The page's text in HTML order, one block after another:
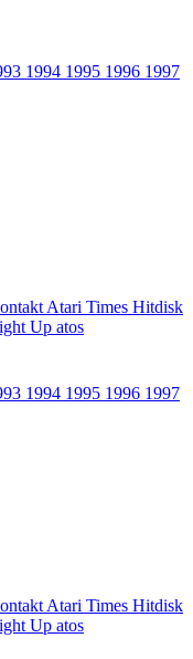
1994 1995 1996 1997
Atari Times Hitdisk
Up atos
1994 1995 1996 1997
Atari Times Hitdisk
Up atos